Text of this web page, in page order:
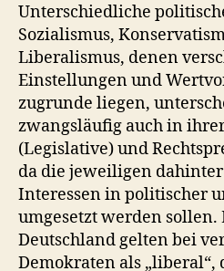
Unterschiedliche
Sozialismus,
Liberalismus, denen
Einstellungen und
zugrunde liegen,
zwangsläufig auch in
(Legislative) und
da die jeweiligen
Interessen in politischer
umgesetzt werden sollen.
Deutschland gelten bei
Demokraten als „liberal“,